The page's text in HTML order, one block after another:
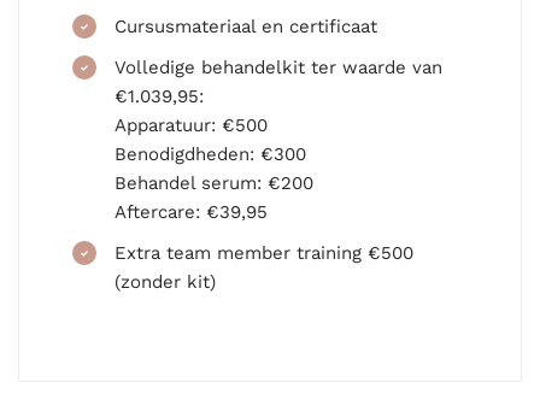
Cursusmateriaal en certificaat
Volledige behandelkit ter waarde van
€1.039,95:
Apparatuur: €500
Benodigdheden: €300
Behandel serum: €200
Aftercare: €39,95
Extra team member training €500
(zonder kit)